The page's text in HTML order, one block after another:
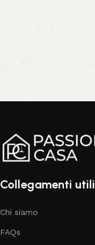
Collegamenti utili
Chi siamo
FAQs